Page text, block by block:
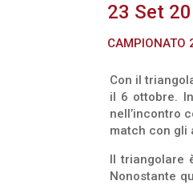
23 Set
CAMPIONATO
Con il
il 6 ottobre.
nell’incontro
match con gli
Il triangolare
Nonostante